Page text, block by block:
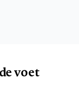
voet